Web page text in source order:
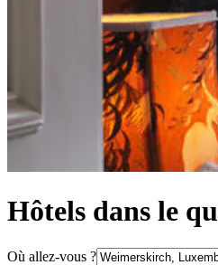
Hôtels dans le
Où allez-vous ?